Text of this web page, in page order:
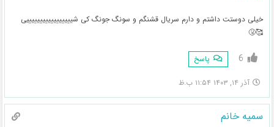
خیلی دوستت داشتم و دارم سریال قشنگم و سونگ‌ جونگ کی شیییییییییییییییییی
🥰🤧
6 پاسخ
آذر ۱۴, ۱۴۰۳ ۱۱:۵۴ ب.ظ
سمیه خانم